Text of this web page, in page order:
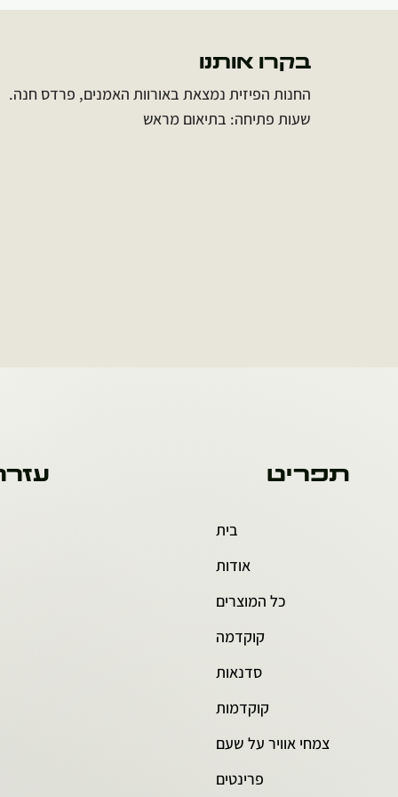
בקרו אותנו
החנות הפיזית נמצאת באורוות האמנים, פרדס חנה.
שעות פתיחה: בתיאום מראש
תפריט
בית
אודות
כל המוצרים
קוקדמה
סדנאות
קוקדמות
צמחי אוויר על שעם
פרינטים